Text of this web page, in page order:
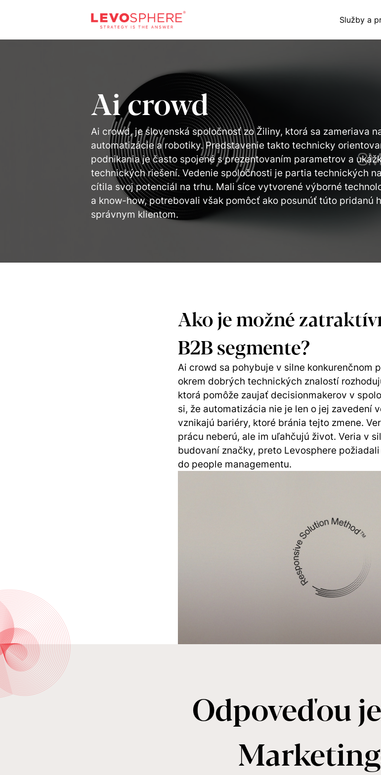
Služby a
Ai crowd
Ai crowd, je slovenská spoločnosť zo Žiliny, ktorá sa zameriava
automatizácie a robotiky. Predstavenie takto technicky
podnikania je často spojené s prezentovaním parametrov a
technických riešení. Vedenie spoločnosti je partia technických
cítila svoj potenciál na trhu. Mali síce vytvorené výborné
a know-how, potrebovali však pomôcť ako posunúť túto pridanú
správnym klientom.
Ako je možné
B2B segmente?
Ai crowd sa pohybuje v silne konkurenčnom
okrem dobrých technických znalostí
ktorá pomôže zaujať decisionmakerov v
si, že automatizácia nie je len o jej zavedení
vznikajú bariéry, ktoré bránia tejto zmene.
prácu neberú, ale im uľahčujú život. Veria v
budovaní značky, preto Levosphere
do people managementu.
Odpoveďou